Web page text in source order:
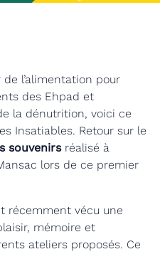
l’alimentation pour
des Ehpad et
la dénutrition, voici ce
Insatiables. Retour sur le
souvenirsréalisé à
lors de ce premier
récemment vécu une
mémoire et
ateliers proposés. Ce